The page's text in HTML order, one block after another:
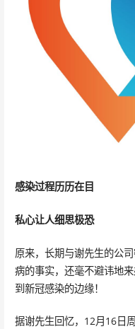
感染过程历历在目
私心让人细思极恐
原来，长期与谢先生的公
病的事实，还毫不避讳地
到新冠感染的边缘！
据谢先生回忆，12月16日